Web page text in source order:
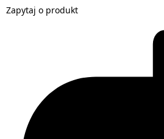
Zapytaj o produkt